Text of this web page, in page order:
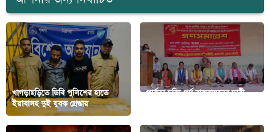
খাগড়াছড়িতে ডিবি পুলিশের হাতে
ইয়াবাসহ দুই যুবক গ্রেপ্তার
পার্বত্য চুক্তি পূর্ণ বাস্তবায়নের দাবী